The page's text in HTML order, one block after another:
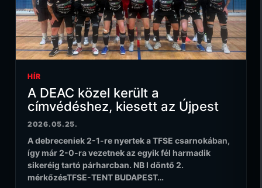
HÍR
A DEAC közel került a
címvédéshez, kiesett az Újpest
2026.05.25.
A debreceniek 2-1-re nyertek a TFSE csarnokában,
így már 2-0-ra vezetnek az egyik fél harmadik
sikeréig tartó párharcban. NB I döntő 2.
mérkőzésTFSE-TENT BUDAPEST…